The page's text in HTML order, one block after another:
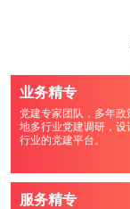
业务精专
党建专家团队，多年政
地多行业党建调研，设
行业的党建平台。
服务精专